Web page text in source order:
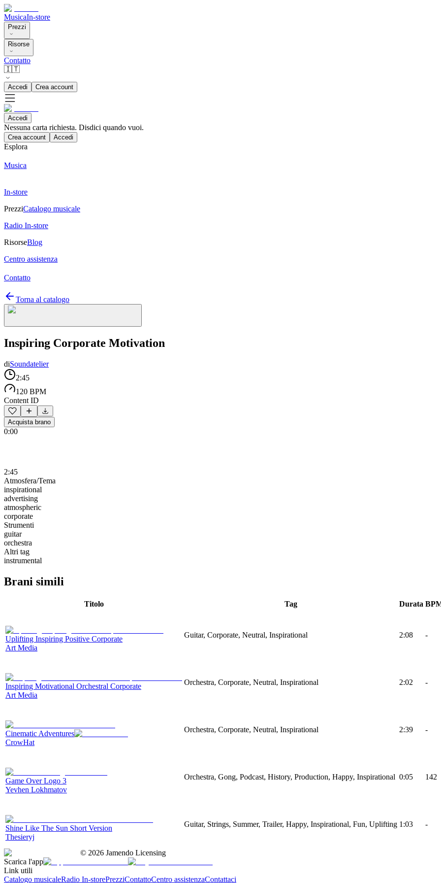
MusicaIn-store
Prezzi
Risorse
Contatto
🇮🇹
Accedi Crea account
Accedi
Nessuna carta richiesta. Disdici quando vuoi.
Crea account Accedi
Esplora
Musica
In-store
PrezziCatalogo musicale
Radio In-store
RisorseBlog
Centro assistenza
Contatto
Torna al catalogo
Inspiring Corporate Motivation
diSoundatelier
2:45
120 BPM
Content ID
Acquista brano
0:00
2:45
Atmosfera/Tema
inspirational
advertising
atmospheric
corporate
Strumenti
guitar
orchestra
Altri tag
instrumental
Brani simili
Titolo Tag Durata
Uplifting Inspiring Positive Corporate
Art Media
Guitar, Corporate, Neutral, Inspirational 2:08 -
Inspiring Motivational Orchestral Corporate
Art Media
Orchestra, Corporate, Neutral, Inspirational 2:02 -
Cinematic Adventures
CrowHat
Orchestra, Corporate, Neutral, Inspirational 2:39 -
Game Over Logo 3
Yevhen Lokhmatov
Orchestra, Gong, Podcast, History, Production, Happy, Inspirational 0:05 142
Shine Like The Sun Short Version
Thesieryj
Guitar, Strings, Summer, Trailer, Happy, Inspirational, Fun, Uplifting 1:03 -
© 2026 Jamendo Licensing
Scarica l'app
Link utili
Catalogo musicaleRadio In-storePrezziContattoCentro assistenzaContattaci